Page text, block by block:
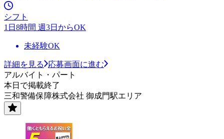
シフト
1日8時間 週3日からOK
未経験OK
詳細を見る
応募画面に進む
アルバイト・パート
本日で掲載終了
三和警備保障株式会社 御成門駅エリア